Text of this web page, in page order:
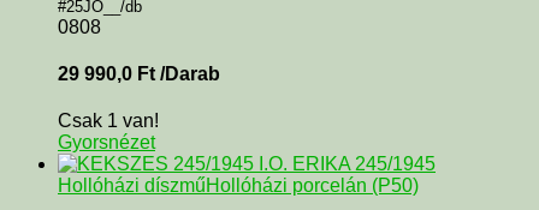
#25JO__/db
0808
29 990,0 Ft /Darab
Csak 1 van!
Gyorsnézet
Hollóházi díszműHollóházi porcelán (P50)